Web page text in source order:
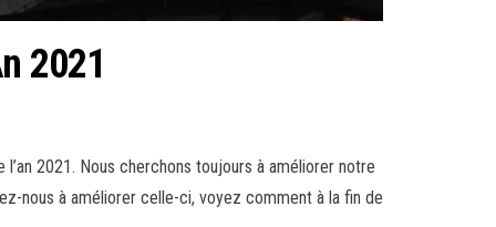
2021
2021. Nous cherchons toujours à améliorer notre
nous à améliorer celle-ci, voyez comment à la fin de